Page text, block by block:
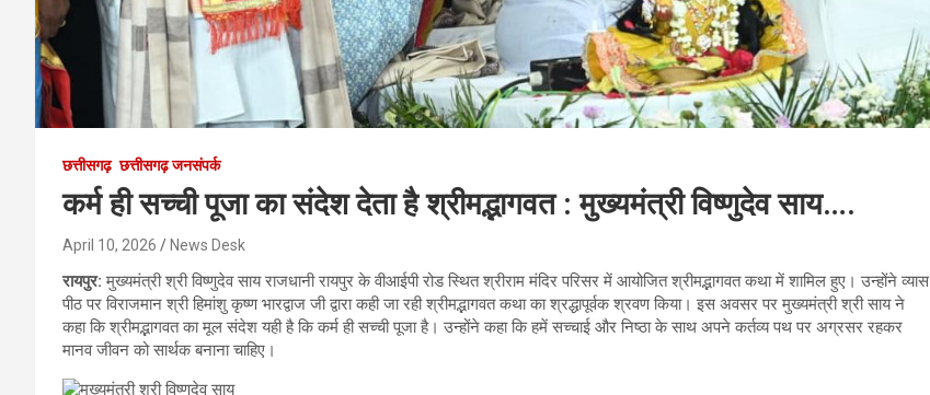
छत्तीसगढ़ छत्तीसगढ़ जनसंपर्क
कर्म ही सच्ची पूजा का संदेश देता है श्रीमद्भागवत : मुख्यमंत्री विष्णुदेव साय….
April 10, 2026 News Desk
रायपुर:मुख्यमंत्री श्री विष्णुदेव साय राजधानी रायपुर के वीआईपी रोड स्थित श्रीराम मंदिर परिसर में आयोजित श्रीमद्भागवत कथा में शामिल हुए। उन्होंने व्यास
पीठ पर विराजमान श्री हिमांशु कृष्ण भारद्वाज जी द्वारा कही जा रही श्रीमद्भागवत कथा का श्रद्धापूर्वक श्रवण किया। इस अवसर पर मुख्यमंत्री श्री साय ने
कहा कि श्रीमद्भागवत का मूल संदेश यही है कि कर्म ही सच्ची पूजा है। उन्होंने कहा कि हमें सच्चाई और निष्ठा के साथ अपने कर्तव्य पथ पर अग्रसर रहकर
मानव जीवन को सार्थक बनाना चाहिए।